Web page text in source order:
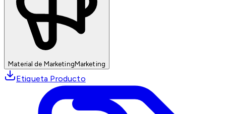
Material de MarketingMarketing
Etiqueta Producto